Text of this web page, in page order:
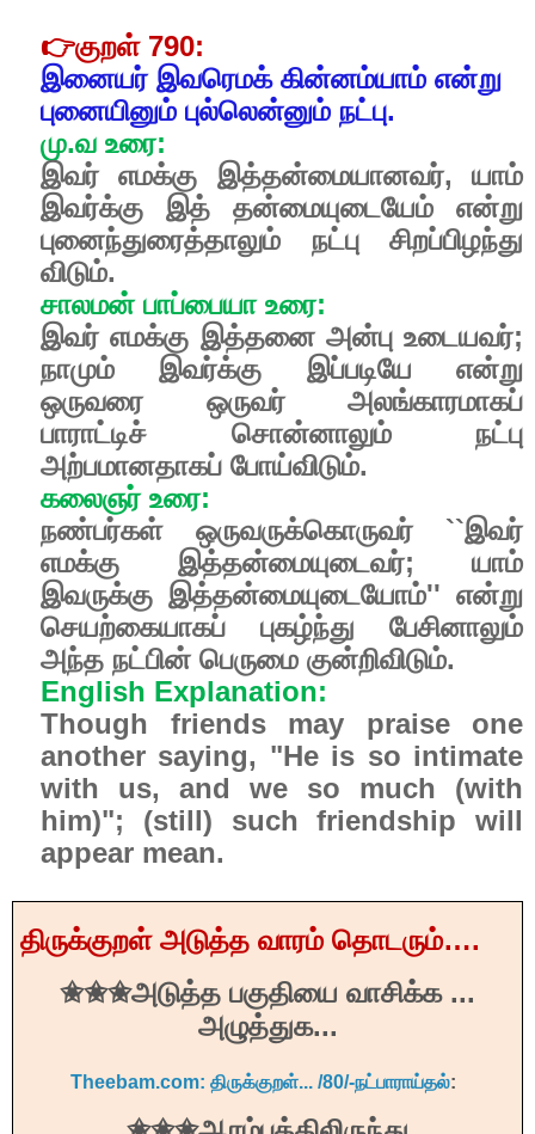
👉குறள் 790:
இனையர் இவரெமக் கின்னம்யாம் என்று
புனையினும் புல்லென்னும் நட்பு.
மு.வ உரை:
இவர் எமக்கு இத்தன்மையானவர், யாம்
இவர்க்கு இத் தன்மையுடையேம் என்று
புனைந்துரைத்தாலும் நட்பு சிறப்பிழந்து
விடும்.
சாலமன் பாப்பையா உரை:
இவர் எமக்கு இத்தனை அன்பு உடையவர்;
நாமும் இவர்க்கு இப்படியே என்று
ஒருவரை ஒருவர் அலங்காரமாகப்
பாராட்டிச் சொன்னாலும் நட்பு
அற்பமானதாகப் போய்விடும்.
கலைஞர் உரை:
நண்பர்கள் ஒருவருக்கொருவர் ``இவர்
எமக்கு இத்தன்மையுடைவர்; யாம்
இவருக்கு இத்தன்மையுடையோம்'' என்று
செயற்கையாகப் புகழ்ந்து பேசினாலும்
அந்த நட்பின் பெருமை குன்றிவிடும்.
English Explanation:
Though friends may praise one
another saying, "He is so intimate
with us, and we so much (with
him)"; (still) such friendship will
appear mean.
திருக்குறள் அடுத்த வாரம் தொடரும்….
✬✬✬அடுத்த பகுதியை வாசிக்க...
அழுத்துக...
Theebam.com: திருக்குறள்... /80/-நட்பாராய்தல்: